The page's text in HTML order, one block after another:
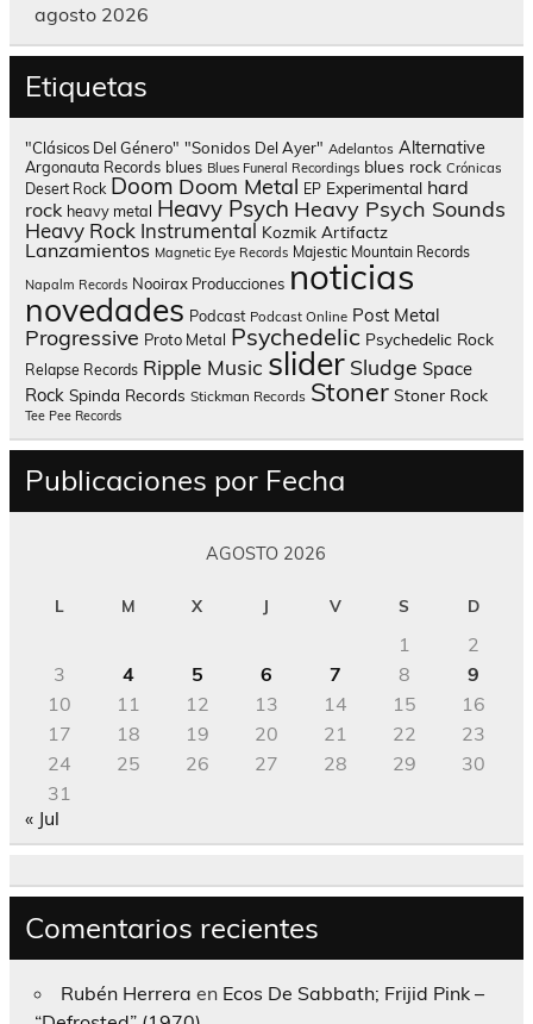
agosto 2026
Etiquetas
"Clásicos Del Género" "Sonidos Del Ayer" Adelantos Alternative
Argonauta Records blues Blues Funeral Recordings blues rock Crónicas
Desert Rock Doom Doom Metal EP Experimental hard
rock heavy metal Heavy Psych Heavy Psych Sounds
Heavy Rock Instrumental Kozmik Artifactz
Lanzamientos Magnetic Eye Records Majestic Mountain Records
Napalm Records Nooirax Producciones noticias
novedades Podcast Podcast Online Post Metal
Progressive Proto Metal Psychedelic Psychedelic Rock
Relapse Records Ripple Music slider Sludge Space
Rock Spinda Records Stickman Records Stoner Stoner Rock
Tee Pee Records
Publicaciones por Fecha
AGOSTO 2026
L M X J V S D
1
2
3
4 5 6 7 8
9
10
11 12 13 14 15
16
17
18 19 20 21 22
23
24
25 26 27 28 29
30
31
« Jul
Comentarios recientes
Rubén Herrera en Ecos De Sabbath; Frijid Pink –